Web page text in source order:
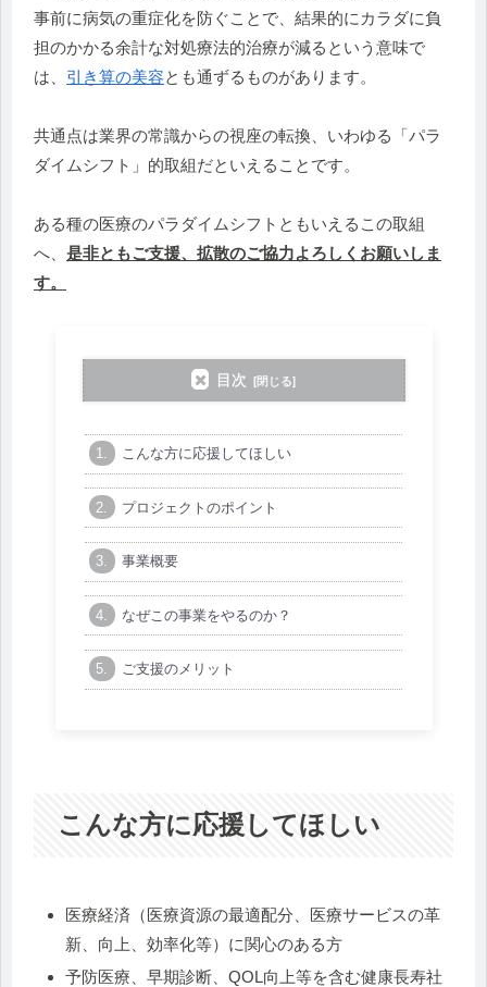
事前に病気の重症化を防ぐことで、結果的にカラダに負
担のかかる余計な対処療法的治療が減るという意味で
は、 引き算の美容とも通ずるものがあります。
共通点は業界の常識からの視座の転換、いわゆる「パラ
ダイムシフト」的取組だといえることです。
ある種の医療のパラダイムシフトともいえるこの取組
へ、 是非ともご支援、拡散のご協力よろしくお願いしま
す。
目次
こんな方に応援してほしい
プロジェクトのポイント
事業概要
なぜこの事業をやるのか？
ご支援のメリット
こんな方に応援してほしい
医療経済（医療資源の最適配分、医療サービスの革
新、向上、効率化等）に関心のある方
予防医療、早期診断、QOL向上等を含む健康長寿社